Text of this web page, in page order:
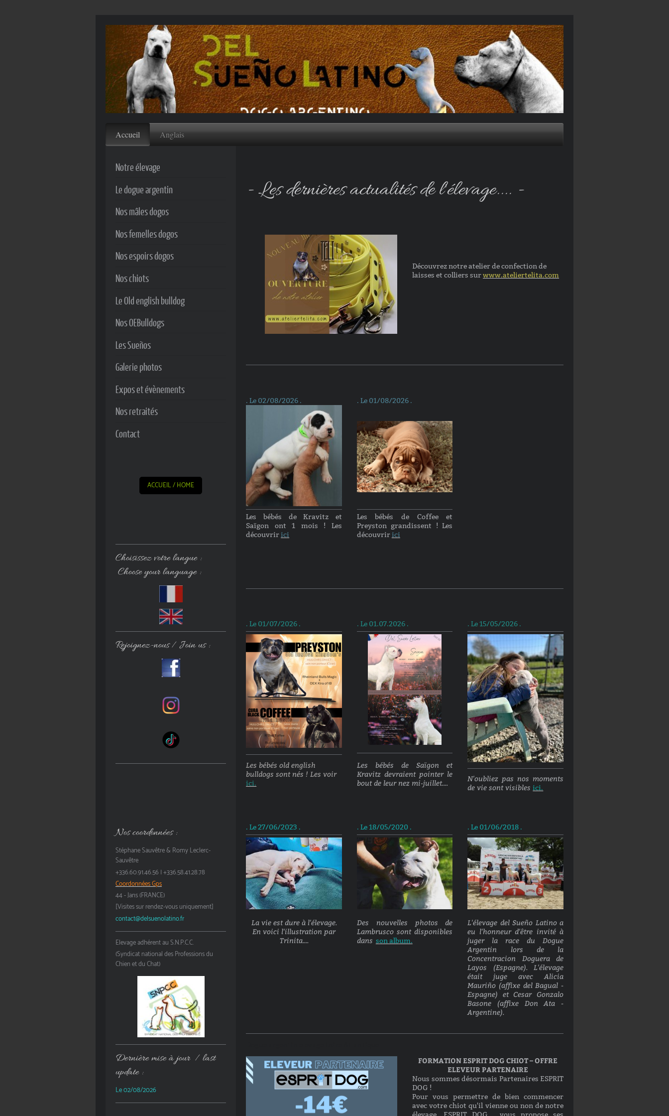
Accueil Anglais
- Les dernières actualités de l'élevage.... -
Découvrez notre atelier de confection de
laisses et colliers surwww.ateliertelita.com
. Le 02/08/2026 .
Les bébés de Kravitz et
Saïgon ont 1 mois ! Les
découvririci
. Le 01/08/2026 .
Les bébés de Coffee et
Preyston grandissent ! Les
découvririci
. Le 01/07/2026 .
Les bébés old english
bulldogs sont nés ! Les voir
ici.
. Le 01.07.2026 .
Les bébés de Saïgon et
Kravitz devraient pointer le
bout de leur nez mi-juillet....
. Le 15/05/2026 .
N'oubliez pas nos moments
de vie sont visiblesici.
. Le 27/06/2023 .
La vie est dure à l'élevage.
En voici l'illustration par
Trinita....
. Le 18/05/2020 .
Des nouvelles photos de
Lambrusco sont disponibles
dans son album.
. Le 01/06/2018 .
L'élevage del Sueño Latino a
eu l'honneur d'être invité à
juger la race du Dogue
Argentin lors de la
Concentracion Doguera de
Layos (Espagne). L'élevage
était juge avec Alicia
Mauriño (affixe del Bagual -
Espagne) et Cesar Gonzalo
Basone (affixe Don Ata -
Argentine).
FORMATION ESPRIT DOG CHIOT – OFFRE
ELEVEUR PARTENAIRE
Nous sommes désormais Partenaires ESPRIT
DOG !
Pour vous permettre de bien commencer
avec votre chiot qu'il vienne ou non de notre
Notre élevage
Le dogue argentin
Nos mâles dogos
Nos femelles dogos
Nos espoirs dogos
Nos chiots
Le Old english bulldog
Nos OEBulldogs
Les Sueños
Galerie photos
Expos et évènements
Nos retraités
Contact
ACCUEIL / HOME
Choisissez votre langue :
Choose your language :
Rejoignez-nous / Join us :
Nos coordonnées :
Stéphane Sauvêtre & Romy Leclerc-
Sauvêtre
+336.60.91.46.56 | +336.58.41.28.78
Coordonnées Gps
44 - Jans (FRANCE)
[Visites sur rendez-vous uniquement]
contact@delsuenolatino.fr
Elevage adhérent au S.N.P.C.C.
(Syndicat national des Professions du
Chien et du Chat)
Dernière mise à jour / last
update :
Le 02/08/2026